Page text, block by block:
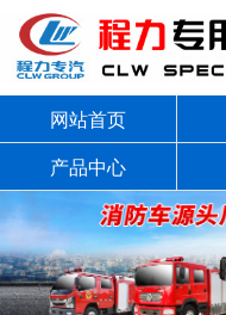
网站首页
产品中心